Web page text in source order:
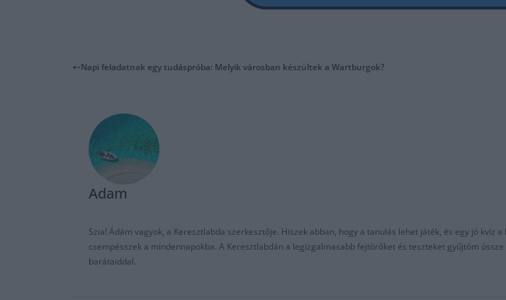
Napi feladatnak egy tudáspróba: Melyik városban készültek a Wartburgok?
Adam
Szia! Ádám vagyok, a Keresztlabda szerkesztője. Hiszek abban, hogy a tanulás lehet játék, és egy jó
csempésszek a mindennapokba. A Keresztlabdán a legizgalmasabb fejtörőket és teszteket gyűjtöm
barátaiddal.